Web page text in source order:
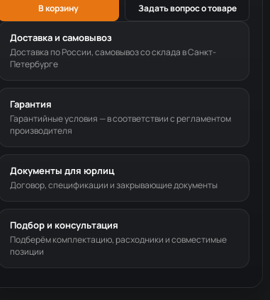
В корзину Задать вопрос о товаре
Доставка и самовывоз
Доставка по России, самовывоз со склада в Санкт-
Петербурге
Гарантия
Гарантийные условия — в соответствии с регламентом
производителя
Документы для юрлиц
Договор, спецификации и закрывающие документы
Подбор и консультация
Подберём комплектацию, расходники и совместимые
позиции